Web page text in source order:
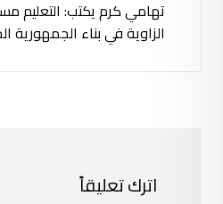
تهامي كرم يكتب: التعليم
الزاوية في بناء الجمهورية
اترك تعليقاً